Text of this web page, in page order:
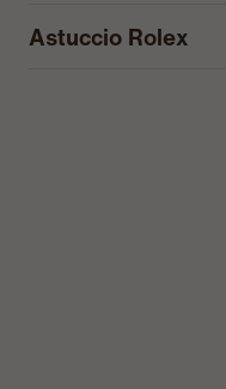
Astuccio Rolex